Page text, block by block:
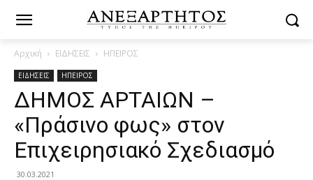
Αρχική ΕΙΔΗΣΕΙΣ ΗΠΕΙΡΟΣ
ΕΙΔΗΣΕΙΣ ΗΠΕΙΡΟΣ
ΔΗΜΟΣ ΑΡΤΑΙΩΝ –
«Πράσινο φως» στον
Επιχειρησιακό Σχεδιασμό
30.03.2021